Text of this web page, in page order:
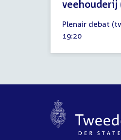
veehouderij
december
2020
Plenair debat
Tijd
19:20